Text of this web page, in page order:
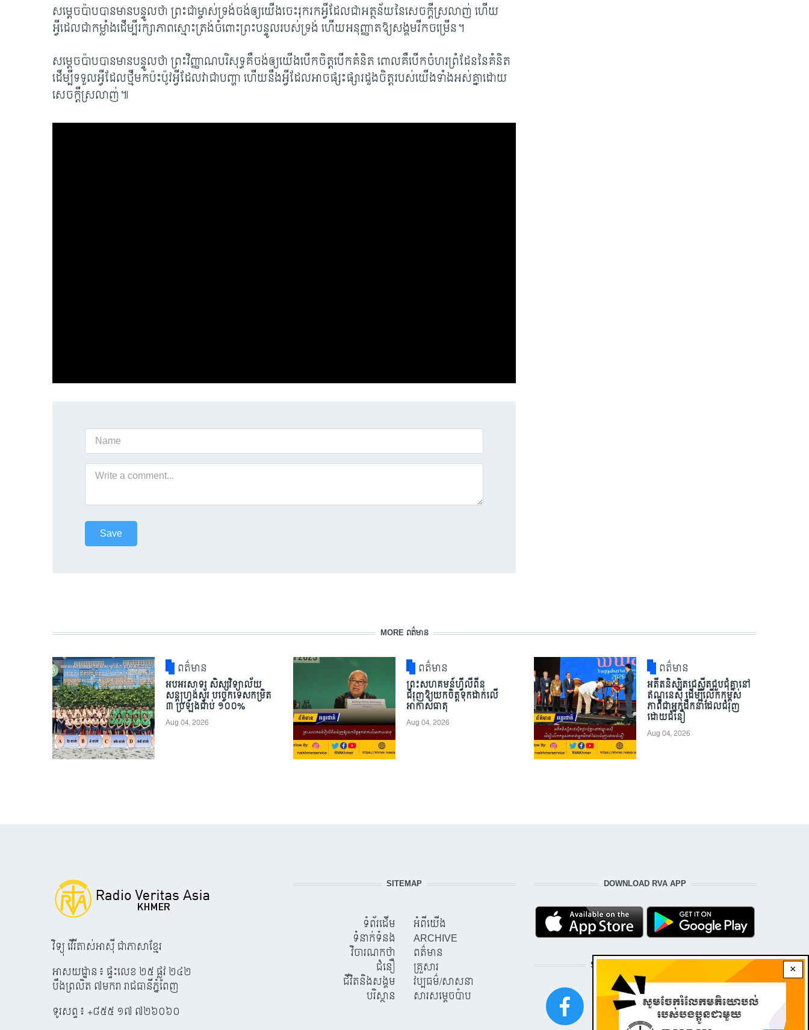
សម្តេចប៉ាបបានមានបន្ទូលថា ព្រះជាម្ចាស់ទ្រង់ចង់ឲ្យយើងចេះរុករកអ្វីដែលជាអត្ថន័យនៃសេចក្តីស្រលាញ់ ហើយ
អ្វីដេលជា​​កម្លាំង​ដើម្បី​រក្សា​ភាពស្មោះត្រង់​ចំពោះ​ព្រះបន្ទូល​របស់​ទ្រង់ ហើយ​អនុញ្ញាតឱ្យ​សង្គមរីកចម្រើន។
សម្តេចប៉ាបបានមានបន្ទូលថា ព្រះវិញ្ញាណបរិសុទ្ធគឺចង់ឲ្យយើងបើកចិត្តបើកគំនិត ពោលគឺបើកចំហរព្រំដែននៃគំនិត
ដើម្បីទទួលអ្វីដែលថ្មី​មកប៉ះប៉ូវអ្វីដែលវាជាបញ្ហា ហើយនឹងអ្វីដែលអាចផ្សះផ្សារដួងចិត្តរបស់យើងទាំងអស់គ្នាដោយ
សេចក្តីស្រលាញ់​៕
MORE ពត៌មាន
ពត៌មាន
អបអរសាទរ សិស្សវិទ្យាល័យ
សន្តហ្វ្រង់ស្វ័រ បច្ចេកទេសកម្រិត
៣ ប្រឡងជាប់ ១០០%
Aug 04, 2026
ពត៌មាន
ព្រះសហគមន៍ហ្វីលីពីន
ជំរុញឱ្យយកចិត្តទុកដាក់លើ
អាកាសធាតុ
Aug 04, 2026
ពត៌មាន
អតីតនិស្សិតជេស្វីតជួបជុំគ្នានៅ
ឥណ្ឌូនេស៊ី ដើម្បីលើកកម្ពស់
ភាពជាអ្នកដឹកនាំដែលជំរុញ
ដោយជំនឿ
Aug 04, 2026
×
វិទ្យុ វើរីតាស់អាស៊ី ជាភាសាខ្មែរ
អាសយដ្ឋាន៖ ផ្ទះលេខ ២៥ ផ្លូវ ២៤២
បឹងព្រលិត ៧មករា រាជធានីភ្នំពេញ
ទូរសព្ទ៖ +៨៥៥ ១៧ ៧២៦០៦០
SITEMAP
ទំព័រដើម
ទំនាក់ទំនង
វិចារណកថា
ជំនឿ
ជីវិតនិងសង្គម
បរិស្ថាន
អំពីយើង
ARCHIVE
ពត៌មាន
គ្រួសារ
វប្បធម៌/សាសនា
សារសម្តេចប៉ាប
DOWNLOAD RVA APP
STAY CONNECTED WITH US!